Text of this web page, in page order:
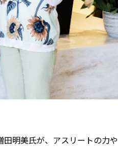
明美氏が、アスリートの力や